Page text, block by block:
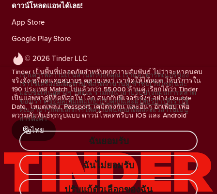
© 2026 Tinder LLC
Tinder เป็นพื้นที่ปลอดภัยสำหรับทุกความสัมพันธ์ ไม่ว่าจะหาคนคบ
จริงจัง หรือคนคุยสบายๆ คลายเหงา เราจัดให้ได้หมด ให้บริการใน
190 ประเทศ Match ไปแล้วกว่า 55,000 ล้านคู่ เรียกได้ว่า Tinder
เป็นแอพหาคู่ที่ฮิตที่สุดในโลก สนุกกับฟีเจอร์เจ๋งๆ อย่าง Double
Date, โหมดเพลง, Passport, เคมีตรงกัน และอื่นๆ อีกเพียบ เพื่อ
ความสัมพันธ์ทุกรูปแบบ ดาวน์โหลดฟรีบน iOS และ Android
ไทย
ดาวน์โหลดแอพได้เลย!
App Store
Google Play Store
เราเคารพความเป็นส่วนตัวของคุณ เราและพาร์ทเนอร์ของ
เราใช้เครื่องมือติดตามเพื่อวัดจำนวนผู้เข้าชมเว็บไซต์ และ
มอบข้อเสนอต่างๆ ให้คุณ รวมถึงนำมาปรับปรุงแผนการตลาด
ของเรา ดูข้อมูลเพิ่มเติมเกี่ยวกับคุกกี้และผู้ให้บริการที่เราใช้
คุณสามารถยกเลิกการให้ความยินยอมได้ตลอดเวลาในเมนู
การตั้งค่า
ฉันยอมรับ
ฉันไม่ยอมรับ
ปรับแก้ตัวเลือกของฉัน